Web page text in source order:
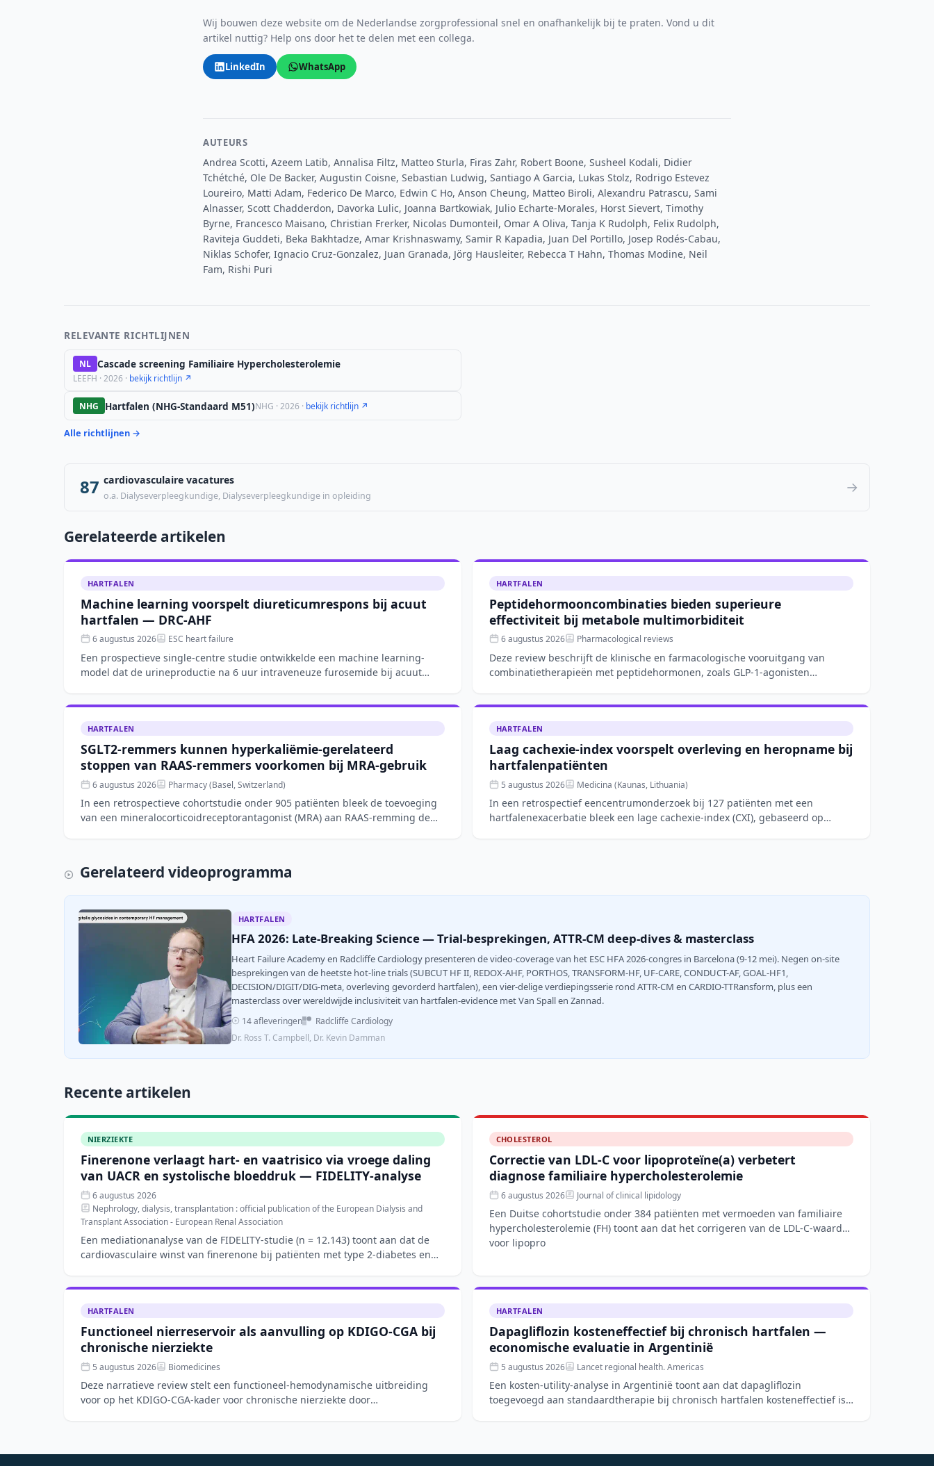
Wij bouwen deze website om de Nederlandse zorgprofessional snel en onafhankelijk bij te praten. Vond u dit
artikel nuttig? Help ons door het te delen met een collega.
LinkedIn WhatsApp
AUTEURS
Andrea Scotti, Azeem Latib, Annalisa Filtz, Matteo Sturla, Firas Zahr, Robert Boone, Susheel Kodali, Didier
Tchétché, Ole De Backer, Augustin Coisne, Sebastian Ludwig, Santiago A Garcia, Lukas Stolz, Rodrigo Estevez
Loureiro, Matti Adam, Federico De Marco, Edwin C Ho, Anson Cheung, Matteo Biroli, Alexandru Patrascu, Sami
Alnasser, Scott Chadderdon, Davorka Lulic, Joanna Bartkowiak, Julio Echarte-Morales, Horst Sievert, Timothy
Byrne, Francesco Maisano, Christian Frerker, Nicolas Dumonteil, Omar A Oliva, Tanja K Rudolph, Felix Rudolph,
Raviteja Guddeti, Beka Bakhtadze, Amar Krishnaswamy, Samir R Kapadia, Juan Del Portillo, Josep Rodés-Cabau,
Niklas Schofer, Ignacio Cruz-Gonzalez, Juan Granada, Jörg Hausleiter, Rebecca T Hahn, Thomas Modine, Neil
Fam, Rishi Puri
RELEVANTE RICHTLIJNEN
NL Cascade screening Familiaire Hypercholesterolemie
LEEFH · 2026 · bekijk richtlijn ↗
NHG Hartfalen (NHG-Standaard M51)NHG · 2026 · bekijk richtlijn ↗
Alle richtlijnen →
87 cardiovasculaire vacatures
o.a. Dialyseverpleegkundige, Dialyseverpleegkundige in opleiding →
Gerelateerde artikelen
HARTFALEN
Machine learning voorspelt diureticumrespons bij acuut
hartfalen — DRC-AHF
6 augustus 2026 ESC heart failure
Een prospectieve single-centre studie ontwikkelde een machine learning-
model dat de urineproductie na 6 uur intraveneuze furosemide bij acuut
HARTFALEN
Peptidehormooncombinaties bieden superieure
effectiviteit bij metabole multimorbiditeit
6 augustus 2026 Pharmacological reviews
Deze review beschrijft de klinische en farmacologische vooruitgang van
combinatietherapieën met peptidehormonen, zoals GLP-1-agonisten
HARTFALEN
SGLT2-remmers kunnen hyperkaliëmie-gerelateerd
stoppen van RAAS-remmers voorkomen bij MRA-gebruik
6 augustus 2026 Pharmacy (Basel, Switzerland)
In een retrospectieve cohortstudie onder 905 patiënten bleek de toevoeging
van een mineralocorticoidreceptorantagonist (MRA) aan RAAS-remming de
HARTFALEN
Laag cachexie-index voorspelt overleving en heropname bij
hartfalenpatiënten
5 augustus 2026 Medicina (Kaunas, Lithuania)
In een retrospectief eencentrumonderzoek bij 127 patiënten met een
hartfalenexacerbatie bleek een lage cachexie-index (CXI), gebaseerd op
Gerelateerd videoprogramma
HARTFALEN
HFA 2026: Late-Breaking Science — Trial-besprekingen, ATTR-CM deep-dives & masterclass
Heart Failure Academy en Radcliffe Cardiology presenteren de video-coverage van het ESC HFA 2026-congres in Barcelona (9-12 mei). Negen on-site
besprekingen van de heetste hot-line trials (SUBCUT HF II, REDOX-AHF, PORTHOS, TRANSFORM-HF, UF-CARE, CONDUCT-AF, GOAL-HF1,
DECISION/DIGIT/DIG-meta, overleving gevorderd hartfalen), een vier-delige verdiepingsserie rond ATTR-CM en CARDIO-TTRansform, plus een
masterclass over wereldwijde inclusiviteit van hartfalen-evidence met Van Spall en Zannad.
14 afleveringen
Radcliffe Cardiology
Dr. Ross T. Campbell, Dr. Kevin Damman
Recente artikelen
NIERZIEKTE
Finerenone verlaagt hart- en vaatrisico via vroege daling
van UACR en systolische bloeddruk — FIDELITY-analyse
6 augustus 2026
Nephrology, dialysis, transplantation : official publication of the European Dialysis and
Transplant Association - European Renal Association
Een mediationanalyse van de FIDELITY-studie (n = 12.143) toont aan dat de
cardiovasculaire winst van finerenone bij patiënten met type 2-diabetes en
CHOLESTEROL
Correctie van LDL-C voor lipoproteïne(a) verbetert
diagnose familiaire hypercholesterolemie
6 augustus 2026 Journal of clinical lipidology
Een Duitse cohortstudie onder 384 patiënten met vermoeden van familiaire
hypercholesterolemie (FH) toont aan dat het corrigeren van de LDL-C-waarde
voor lipopro
HARTFALEN
Functioneel nierreservoir als aanvulling op KDIGO-CGA bij
chronische nierziekte
5 augustus 2026 Biomedicines
Deze narratieve review stelt een functioneel-hemodynamische uitbreiding
voor op het KDIGO-CGA-kader voor chronische nierziekte door
HARTFALEN
Dapagliflozin kosteneffectief bij chronisch hartfalen —
economische evaluatie in Argentinië
5 augustus 2026 Lancet regional health. Americas
Een kosten-utility-analyse in Argentinië toont aan dat dapagliflozin
toegevoegd aan standaardtherapie bij chronisch hartfalen kosteneffectief is.